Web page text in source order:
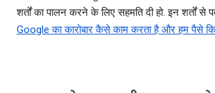
शर्तों का पालन करने के लिए सहमति दी हो. इन शर्तों से
Google का कारोबार कैसे काम करता है और हम पैसे